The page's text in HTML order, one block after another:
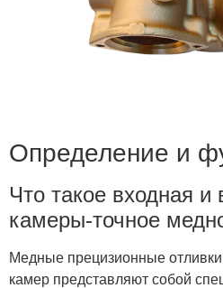
Определение и
Что такое входная и
камеры-точное
Медные прецизионные
камер представляют собой